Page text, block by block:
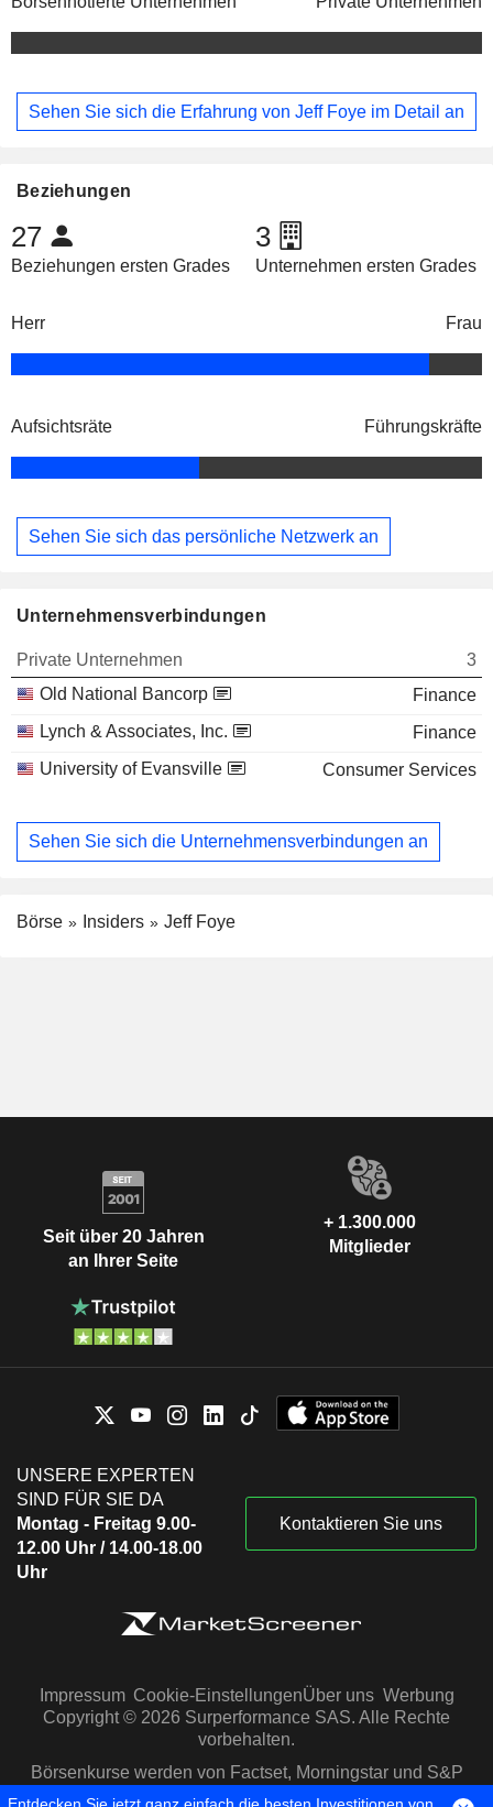
Sehen Sie sich die Erfahrung von Jeff Foye im Detail an
Beziehungen
27
Beziehungen ersten Grades
3
Unternehmen ersten Grades
Herr Frau
Aufsichtsräte Führungskräfte
Sehen Sie sich das persönliche Netzwerk an
Unternehmensverbindungen
Private Unternehmen
3
Old National Bancorp
Finance
Lynch & Associates, Inc.
Finance
University of Evansville
Consumer Services
Sehen Sie sich die Unternehmensverbindungen an
Börse Insiders Jeff Foye
Seit über 20 Jahren
an Ihrer Seite
+ 1.300.000
Mitglieder
UNSERE EXPERTEN
SIND FÜR SIE DA
Montag - Freitag 9.00-
12.00 Uhr / 14.00-18.00
Uhr
Kontaktieren Sie uns
Impressum Cookie-EinstellungenÜber uns Werbung
Copyright © 2026 Surperformance SAS. Alle Rechte
vorbehalten.
Börsenkurse werden von Factset, Morningstar und S&P
Capital IQ zur Verfügung gestellt